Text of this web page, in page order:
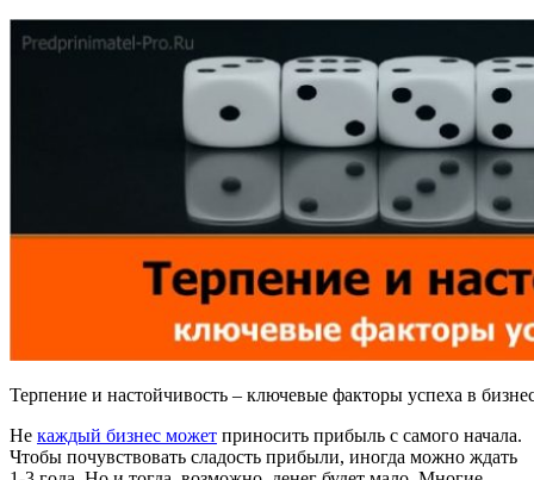
Терпение и настойчивость – ключевые факторы успеха в
Не каждый бизнес может приносить прибыль с самого начала.
Чтобы почувствовать сладость прибыли, иногда можно ждать